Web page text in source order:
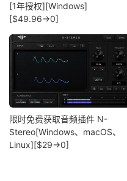
[1年授权][Windows]
[$49.96→0]
限时免费获取音频插件 N-
Stereo[Windows、macOS、
Linux][$29→0]